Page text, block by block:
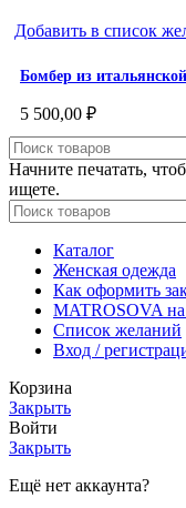
Добавить в список
Бомбер из
5 500,00 ₽
Начните печатать,
ищете.
Каталог
Женская одежда
Как оформить
MATROSOVA
Список желаний
Вход /
Корзина
Закрыть
Войти
Закрыть
Ещё нет аккаунта?